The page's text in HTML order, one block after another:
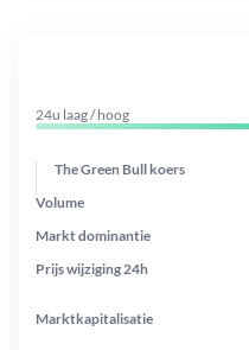
24u laag / hoog
The Green Bull koers
Prijs wijziging 24h
Markt dominantie
Marktkapitalisatie
Volume